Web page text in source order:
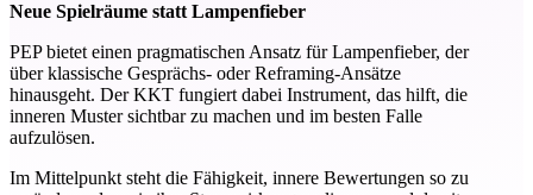
Neue Spielräume statt Lampenfieber
PEP bietet einen pragmatischen Ansatz für Lampenfieber, der
über klassische Gesprächs- oder Reframing-Ansätze
hinausgeht. Der KKT fungiert dabei Instrument, das hilft, die
inneren Muster sichtbar zu machen und im besten Falle
aufzulösen.
Im Mittelpunkt steht die Fähigkeit, innere Bewertungen so zu